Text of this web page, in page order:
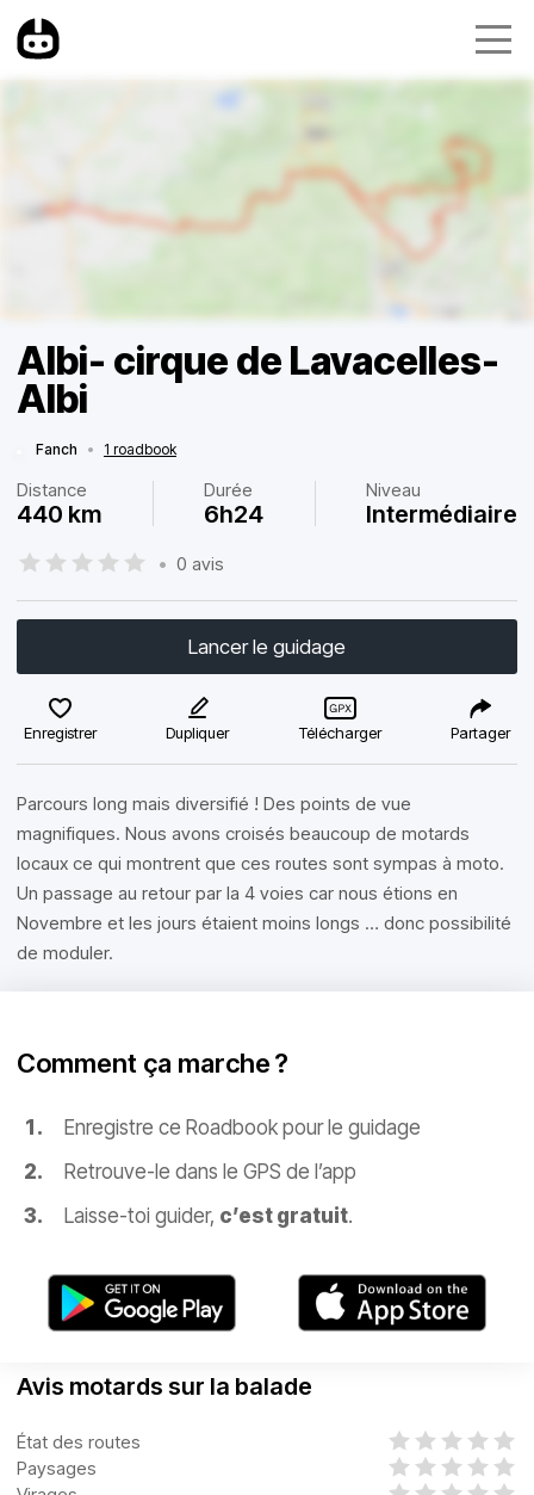
Albi- cirque de Lavacelles-
Albi
Fanch • 1 roadbook
Distance
440 km
Durée
6h24
Niveau
Intermédiaire
• 0 avis
Lancer le guidage
Enregistrer Dupliquer Télécharger Partager
Parcours long mais diversifié ! Des points de vue
magnifiques. Nous avons croisés beaucoup de motards
locaux ce qui montrent que ces routes sont sympas à moto.
Un passage au retour par la 4 voies car nous étions en
Novembre et les jours étaient moins longs … donc possibilité
de moduler.
Comment ça marche ?
Enregistre ce Roadbook pour le guidage
Retrouve-le dans le GPS de l’app
Laisse-toi guider, c’est gratuit.
Avis motards sur la balade
État des routes
Paysages